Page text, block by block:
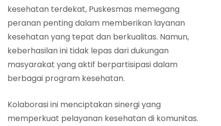
kesehatan terdekat, Puskesmas memegang
peranan penting dalam memberikan layanan
kesehatan yang tepat dan berkualitas. Namun,
keberhasilan ini tidak lepas dari dukungan
masyarakat yang aktif berpartisipasi dalam
berbagai program kesehatan.
Kolaborasi ini menciptakan sinergi yang
memperkuat pelayanan kesehatan di komunitas.